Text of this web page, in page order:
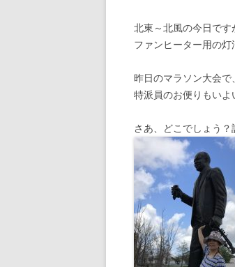
北東～北風の今日です
ファンヒーター用の
昨日のマラソン大会で
特派員のお便りもいよ
さあ、どこでしょう？